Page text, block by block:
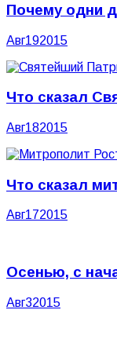
Почему одни
Авг192015
Что сказал
Авг182015
Что сказал
Авг172015
Осенью, с
Авг32015